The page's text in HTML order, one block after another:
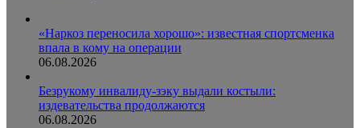
«Наркоз переносила хорошо»: известная спортсменка
впала в кому на операции
06.08.2026
Безрукому инвалиду-зэку выдали костыли:
издевательства продолжаются
06.08.2026